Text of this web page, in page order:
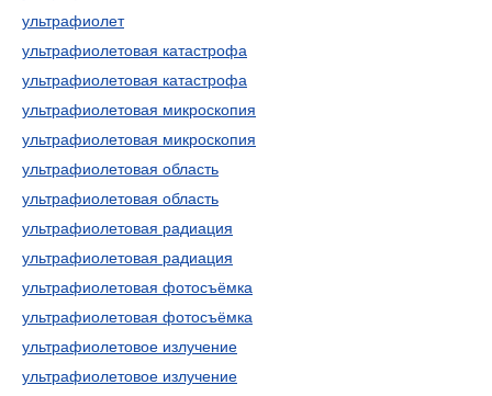
ультрафиолет
ультрафиолетовая катастрофа
ультрафиолетовая катастрофа
ультрафиолетовая микроскопия
ультрафиолетовая микроскопия
ультрафиолетовая область
ультрафиолетовая область
ультрафиолетовая радиация
ультрафиолетовая радиация
ультрафиолетовая фотосъёмка
ультрафиолетовая фотосъёмка
ультрафиолетовое излучение
ультрафиолетовое излучение